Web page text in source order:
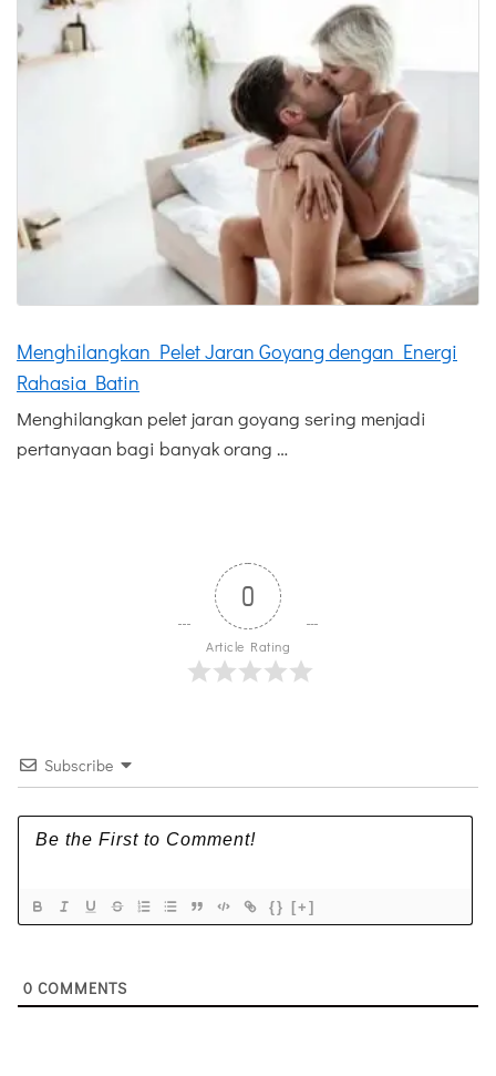
Menghilangkan Pelet Jaran Goyang dengan Energi
Rahasia Batin
Menghilangkan pelet jaran goyang sering menjadi
pertanyaan bagi banyak orang …
0
Article Rating
Subscribe
{} [+]
0 COMMENTS